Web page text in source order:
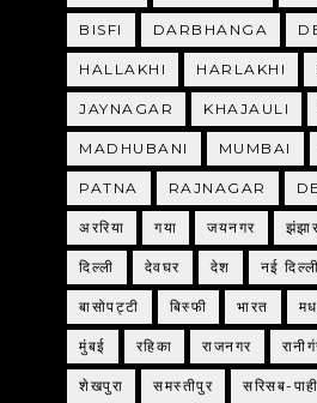
BISFI DARBHANGA
HALLAKHI HARLAKHI
JAYNAGAR KHAJAULI
MADHUBANI MUMBAI
PATNA RAJNAGAR
अररिया गया जयनगर
दिल्ली देवघर देश नई दिल्ली
बासोपट्टी बिस्फी भारत
मुंबई रहिका राजनगर
शेखपुरा समस्तीपुर सरिसब-पाही